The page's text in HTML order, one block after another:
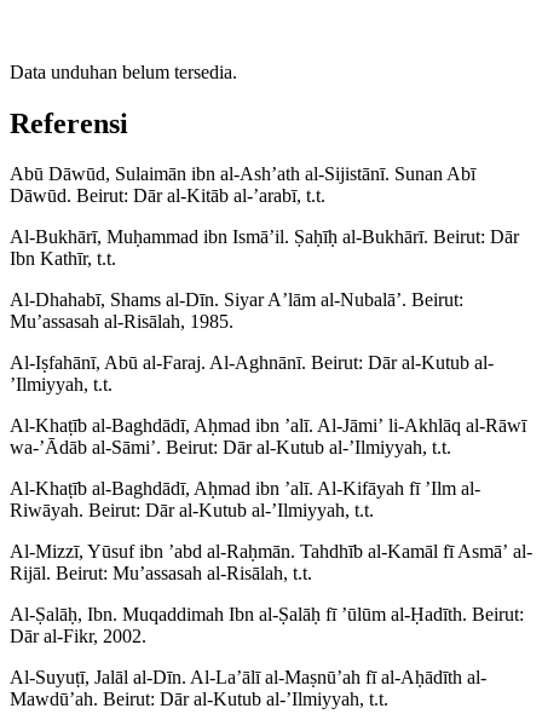
Data unduhan belum tersedia.
Referensi
Abū Dāwūd, Sulaimān ibn al-Ashʼath al-Sijistānī. Sunan Abī
Dāwūd. Beirut: Dār al-Kitāb al-ʼarabī, t.t.
Al-Bukhārī, Muḥammad ibn Ismāʼil. Ṣaḥīḥ al-Bukhārī. Beirut: Dār
Ibn Kathīr, t.t.
Al-Dhahabī, Shams al-Dīn. Siyar Aʼlām al-Nubalāʼ. Beirut:
Muʼassasah al-Risālah, 1985.
Al-Iṣfahānī, Abū al-Faraj. Al-Aghnānī. Beirut: Dār al-Kutub al-
ʼIlmiyyah, t.t.
Al-Khaṭīb al-Baghdādī, Aḥmad ibn ʼalī. Al-Jāmiʼ li-Akhlāq al-Rāwī
wa-ʼĀdāb al-Sāmiʼ. Beirut: Dār al-Kutub al-ʼIlmiyyah, t.t.
Al-Khaṭīb al-Baghdādī, Aḥmad ibn ʼalī. Al-Kifāyah fī ʼIlm al-
Riwāyah. Beirut: Dār al-Kutub al-ʼIlmiyyah, t.t.
Al-Mizzī, Yūsuf ibn ʼabd al-Raḥmān. Tahdhīb al-Kamāl fī Asmāʼ al-
Rijāl. Beirut: Muʼassasah al-Risālah, t.t.
Al-Ṣalāḥ, Ibn. Muqaddimah Ibn al-Ṣalāḥ fī ʼūlūm al-Ḥadīth. Beirut:
Dār al-Fikr, 2002.
Al-Suyuṭī, Jalāl al-Dīn. Al-Laʼālī al-Maṣnūʼah fī al-Aḥādīth al-
Mawdūʼah. Beirut: Dār al-Kutub al-ʼIlmiyyah, t.t.